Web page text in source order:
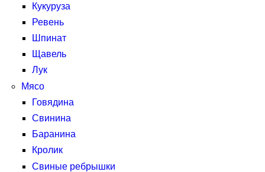
Кукуруза
Ревень
Шпинат
Щавель
Лук
Мясо
Говядина
Свинина
Баранина
Кролик
Свиные ребрышки